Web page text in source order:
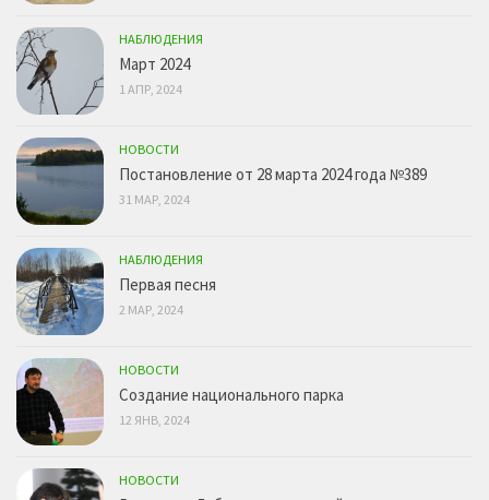
НАБЛЮДЕНИЯ
Март 2024
1 АПР, 2024
НОВОСТИ
Постановление от 28 марта 2024 года №389
31 МАР, 2024
НАБЛЮДЕНИЯ
Первая песня
2 МАР, 2024
НОВОСТИ
Создание национального парка
12 ЯНВ, 2024
НОВОСТИ